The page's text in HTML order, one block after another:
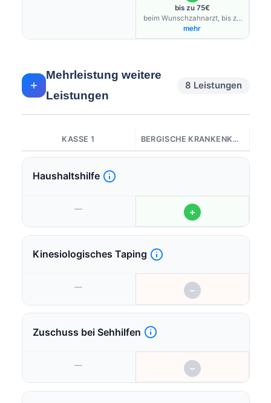
bis zu 75€
beim Wunschzahnarzt, bis zu
100% bei teilnehmenden
Zahnärzten, über
mehr
Mehrleistung weitere
Leistungen
8 Leistungen
KASSE 1 BERGISCHE KRANKENKASSE
Haushaltshilfe
— +
Kinesiologisches Taping
— −
Zuschuss bei Sehhilfen
— −